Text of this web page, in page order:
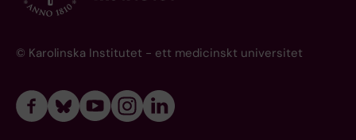
© Karolinska Institutet - ett medicinskt universitet